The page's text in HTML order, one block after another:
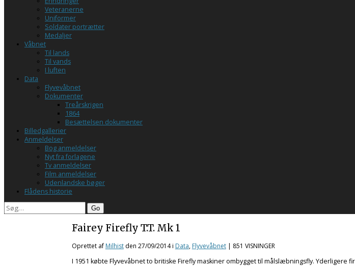
Veteranerne
Uniformer
Soldater portrætter
Medaljer
Våbnet
Til lands
Til vands
I luften
Data
Flyvevåbnet
Dokumenter
Treårskrigen
1864
Besættelsen dokumenter
Billedgallerier
Anmeldelser
Bog anmeldelser
Nyt fra forlagene
Tv anmeldelser
Film anmeldelser
Udenlandske bøger
Flådens historie
Search
Fairey Firefly T.T. Mk 1
Oprettet af Milhistden 27/09/2014i Data, Flyvevåbnet| 851 VISNINGER
I 1951 købte Flyvevåbnet to britiske Firefly maskiner ombygget til målslæbningsfly. Yderligere